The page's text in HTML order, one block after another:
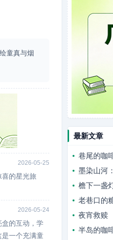
童真与烟
2026-05-25
的星光旅
2026-05-24
的互动，学
一个充满童
最新文章
巷尾的咖
墨染山河
檐下一盏
老巷口的
夜宵救赎
半岛的咖